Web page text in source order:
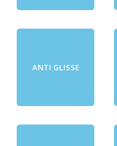
ANTI GLISSE